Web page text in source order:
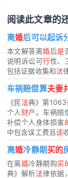
阅读此文章的
离婚后可以起诉
本文解答离婚后是
说明诉讼可行性、
包括证据收集和法
车祸赔偿算夫妻
《民法典》第1063
个人 财产。车祸赔
补偿个人身体损害
中包含误工费且该
离婚冷静期买的
在离婚冷静期购买
典》解析法律依据